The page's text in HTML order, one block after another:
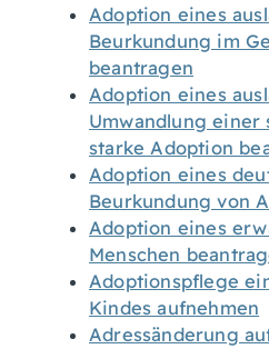
Adoption eines
Beurkundung im
beantragen
Adoption eines
Umwandlung einer
starke Adoption
Adoption eines
Beurkundung von
Adoption eines
Menschen
Adoptionspflege
Kindes aufnehmen
Adressänderung